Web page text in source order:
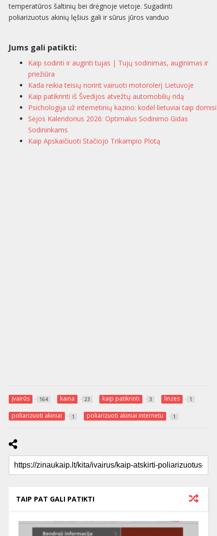
temperatūros šaltinių bei drėgnoje vietoje. Sugadinti
poliarizuotus akinių lęšius gali ir sūrus jūros vanduo
Jums gali patikti:
Kaip sodinti ir auginti tujas | Tujų sodinimas, auginimas ir
priežiūra
Kada reikia teisių norint vairuoti motorolerį Lietuvoje
Kaip patikrinti iš Švedijos atvežtų automobilių ridą
Psichologija už internetinių kazino: kodėl lietuviai taip
Sėjos Kalendorius 2026: Optimalus Sodinimo Gidas
Sodininkams
Kaip Apskaičiuoti Stačiojo Trikampio Plotą
Įvairūs 164 kaina 23 kaip patikrinti 3 linzes 1
poliarizuoti akiniai 1 poliarizuoti akiniai internetu 1
TAIP PAT GALI PATIKTI